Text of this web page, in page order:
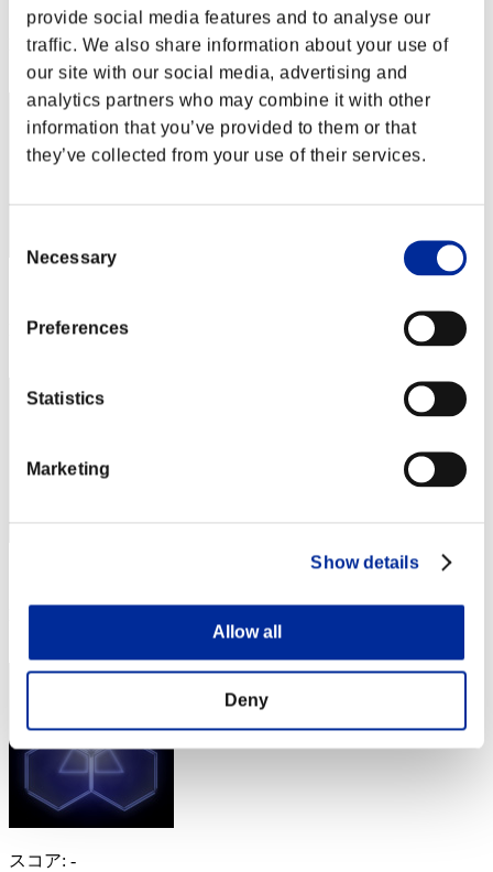
provide social media features and to analyse our
traffic. We also share information about your use of
our site with our social media, advertising and
analytics partners who may combine it with other
information that you’ve provided to them or that
they’ve collected from your use of their services.
Selection
Necessary
Preferences
Statistics
Marketing
Show details
Allow all
Deny
RANK
932
RANK
スコア: -